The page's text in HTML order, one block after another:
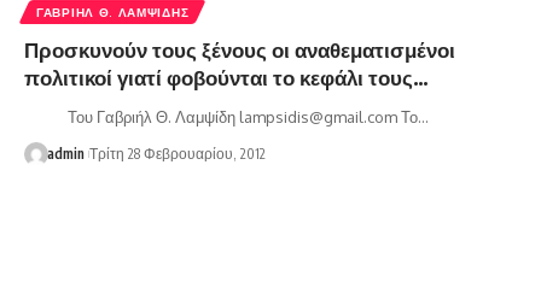
ΓΑΒΡΙΉΛ Θ. ΛΑΜΨΊΔΗΣ
Προσκυνούν τους ξένους οι αναθεματισμένοι
πολιτικοί γιατί φοβούνται το κεφάλι τους…
Του Γαβριήλ Θ. Λαμψίδη lampsidis@gmail.com Το…
admin Τρίτη 28 Φεβρουαρίου, 2012